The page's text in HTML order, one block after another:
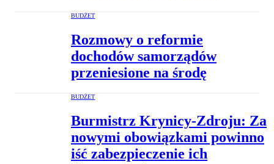
BUDŻET
Rozmowy o reformie
dochodów samorządów
przeniesione na środę
BUDŻET
Burmistrz Krynicy-Zdroju: Za
nowymi obowiązkami powinno
iść zabezpieczenie ich